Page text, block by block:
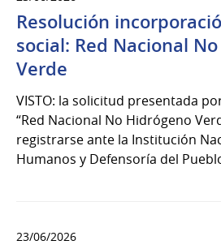
Resolución
social: Red Nacional
Verde
VISTO: la solicitud presentada
“Red Nacional No Hidrógeno
registrarse ante la Institución
Humanos y Defensoría del
23/06/2026